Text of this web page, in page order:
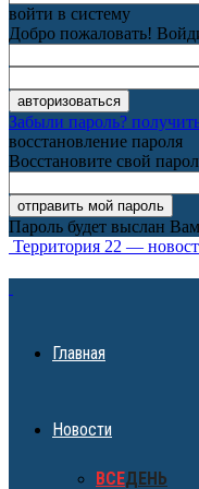
войти в систему
Добро пожаловать!
Забыли пароль?
восстановление пароля
Восстановите свой
Пароль будет выслан
Территория 22 —
Главная
Новости
ВСЕДЕНЬ